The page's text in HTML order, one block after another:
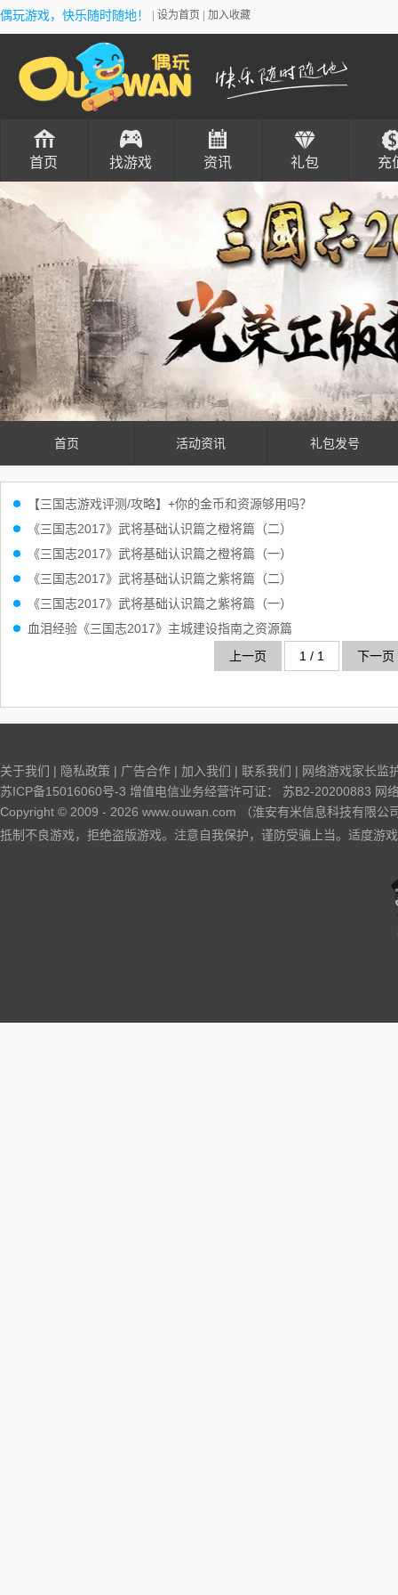
偶玩游戏，快乐随时随地！ 设为首页 加入收藏
首页 找游戏 资讯 礼包 充
首页 活动资讯 礼包发号
【三国志游戏评测/攻略】+你的金币和资源够用吗？
《三国志2017》武将基础认识篇之橙将篇（二）
《三国志2017》武将基础认识篇之橙将篇（一）
《三国志2017》武将基础认识篇之紫将篇（二）
《三国志2017》武将基础认识篇之紫将篇（一）
血泪经验《三国志2017》主城建设指南之资源篇
上一页
1 / 1 下一页
关于我们 | 隐私政策 | 广告合作 | 加入我们 | 联系我们 | 网络游戏家长监
苏ICP备15016060号-3 增值电信业务经营许可证： 苏B2-20200883 网
Copyright © 2009 - 2026 www.ouwan.com （淮安有米信息科技有限公
抵制不良游戏，拒绝盗版游戏。注意自我保护，谨防受骗上当。适度游